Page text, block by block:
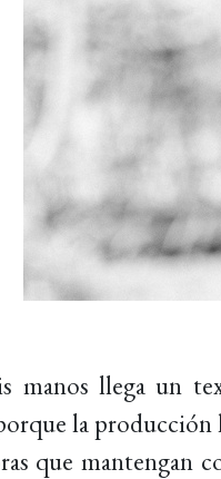
manos llega un
la
que mantengan